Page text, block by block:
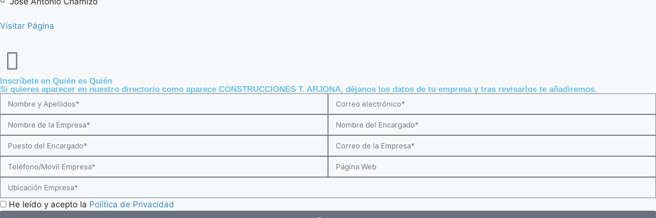
Visitar Página
Inscríbete en Quién es Quién
Si quieres aparecer en nuestro directorio como aparece CONSTRUCCIONES T. ARJONA, déjanos los datos de tu empresa y tras revisarlos te añadiremos.
He leído y acepto la Política de Privacidad